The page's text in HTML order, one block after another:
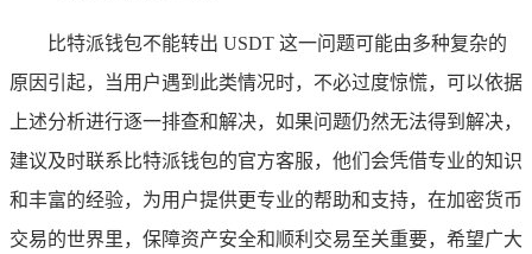
比特派钱包不能转出 USDT 这一问题可能由多种复杂的
原因引起，当用户遇到此类情况时，不必过度惊慌，可以依据
上述分析进行逐一排查和解决，如果问题仍然无法得到解决，
建议及时联系比特派钱包的官方客服，他们会凭借专业的知识
和丰富的经验，为用户提供更专业的帮助和支持，在加密货币
交易的世界里，保障资产安全和顺利交易至关重要，希望广大